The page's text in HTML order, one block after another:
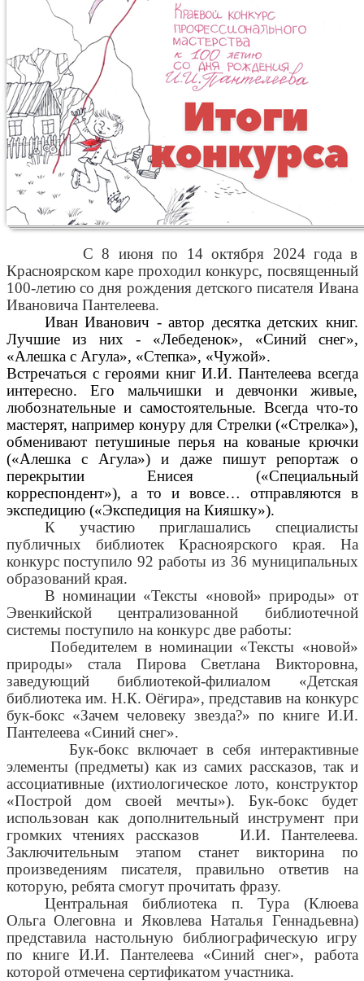
С 8 июня по 14 октября 2024 года в
Красноярском каре проходил конкурс, посвященный
100-летию со дня рождения детского писателя Ивана
Ивановича Пантелеева.
Иван Иванович - автор десятка детских книг.
Лучшие из них - «Лебеденок», «Синий снег»,
«Алешка с Агула», «Степка», «Чужой».
Встречаться с героями книг И.И. Пантелеева всегда
интересно. Его мальчишки и девчонки живые,
любознательные и самостоятельные. Всегда что-то
мастерят, например конуру для Стрелки («Стрелка»),
обменивают петушиные перья на кованые крючки
(«Алешка с Агула») и даже пишут репортаж о
перекрытии Енисея («Специальный
корреспондент»), а то и вовсе… отправляются в
экспедицию («Экспедиция на Кияшку»).
К участию приглашались специалисты
публичных библиотек Красноярского края. На
конкурс поступило 92 работы из 36 муниципальных
образований края.
В номинации «Тексты «новой» природы» от
Эвенкийской централизованной библиотечной
системы поступило на конкурс две работы:
Победителем в номинации «Тексты «новой»
природы» стала Пирова Светлана Викторовна,
заведующий библиотекой-филиалом «Детская
библиотека им. Н.К. Оёгира», представив на конкурс
бук-бокс «Зачем человеку звезда?» по книге И.И.
Пантелеева «Синий снег».
Бук-бокс включает в себя интерактивные
элементы (предметы) как из самих рассказов, так и
ассоциативные (ихтиологическое лото, конструктор
«Построй дом своей мечты»). Бук-бокс будет
использован как дополнительный инструмент при
громких чтениях рассказов
И.И. Пантелеева.
Заключительным этапом станет викторина по
произведениям писателя, правильно ответив на
которую, ребята смогут прочитать фразу.
Центральная библиотека п. Тура (Клюева
Ольга Олеговна и Яковлева Наталья Геннадьевна)
представила настольную библиографическую игру
по книге И.И. Пантелеева «Синий снег», работа
которой отмечена сертификатом участника.